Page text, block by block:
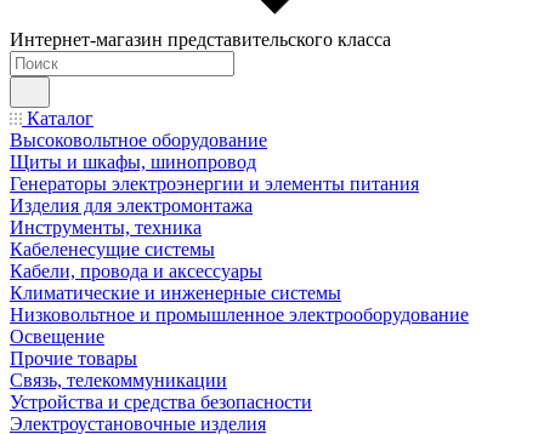
Интернет-магазин представительского класса
Каталог
Высоковольтное оборудование
Щиты и шкафы, шинопровод
Генераторы электроэнергии и элементы питания
Изделия для электромонтажа
Инструменты, техника
Кабеленесущие системы
Кабели, провода и аксессуары
Климатические и инженерные системы
Низковольтное и промышленное электрооборудование
Освещение
Прочие товары
Связь, телекоммуникации
Устройства и средства безопасности
Электроустановочные изделия